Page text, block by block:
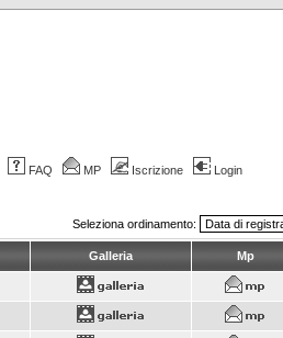
FAQ MP Iscrizione Login
Seleziona ordinamento:
Galleria Mp